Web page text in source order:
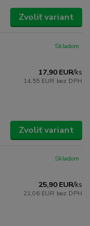
Zvoliť variant
17,90 EUR/ks
14,55 EUR bez DPH
Skladom
Zvoliť variant
25,90 EUR/ks
21,06 EUR bez DPH
Skladom